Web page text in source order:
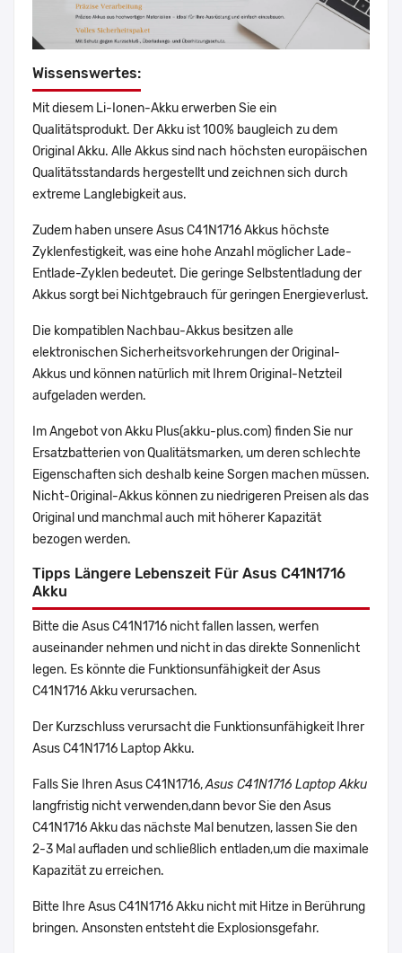
Wissenswertes:
Mit diesem Li-Ionen-Akku erwerben Sie ein
Qualitätsprodukt. Der Akku ist 100% baugleich zu dem
Original Akku. Alle Akkus sind nach höchsten europäischen
Qualitätsstandards hergestellt und zeichnen sich durch
extreme Langlebigkeit aus.
Zudem haben unsere Asus C41N1716 Akkus höchste
Zyklenfestigkeit, was eine hohe Anzahl möglicher Lade-
Entlade-Zyklen bedeutet. Die geringe Selbstentladung der
Akkus sorgt bei Nichtgebrauch für geringen Energieverlust.
Die kompatiblen Nachbau-Akkus besitzen alle
elektronischen Sicherheitsvorkehrungen der Original-
Akkus und können natürlich mit Ihrem Original-Netzteil
aufgeladen werden.
Im Angebot von Akku Plus(akku-plus.com) finden Sie nur
Ersatzbatterien von Qualitätsmarken, um deren schlechte
Eigenschaften sich deshalb keine Sorgen machen müssen.
Nicht-Original-Akkus können zu niedrigeren Preisen als das
Original und manchmal auch mit höherer Kapazität
bezogen werden.
Tipps Längere Lebenszeit Für Asus C41N1716
Akku
Bitte die Asus C41N1716 nicht fallen lassen, werfen
auseinander nehmen und nicht in das direkte Sonnenlicht
legen. Es könnte die Funktionsunfähigkeit der Asus
C41N1716 Akku verursachen.
Der Kurzschluss verursacht die Funktionsunfähigkeit Ihrer
Asus C41N1716 Laptop Akku.
Falls Sie Ihren Asus C41N1716,Asus C41N1716 Laptop Akku
langfristig nicht verwenden,dann bevor Sie den Asus
C41N1716 Akku das nächste Mal benutzen, lassen Sie den
2-3 Mal aufladen und schließlich entladen,um die maximale
Kapazität zu erreichen.
Bitte Ihre Asus C41N1716 Akku nicht mit Hitze in Berührung
bringen. Ansonsten entsteht die Explosionsgefahr.